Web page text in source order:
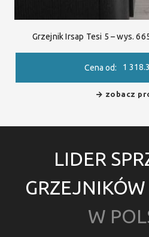
Grzejnik Irsap Tesi 5 – wys.
Cena od: 1
zobacz
LIDER
GRZEJNIKÓW
W